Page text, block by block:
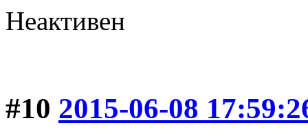
Неактивен
#10 2015-06-08